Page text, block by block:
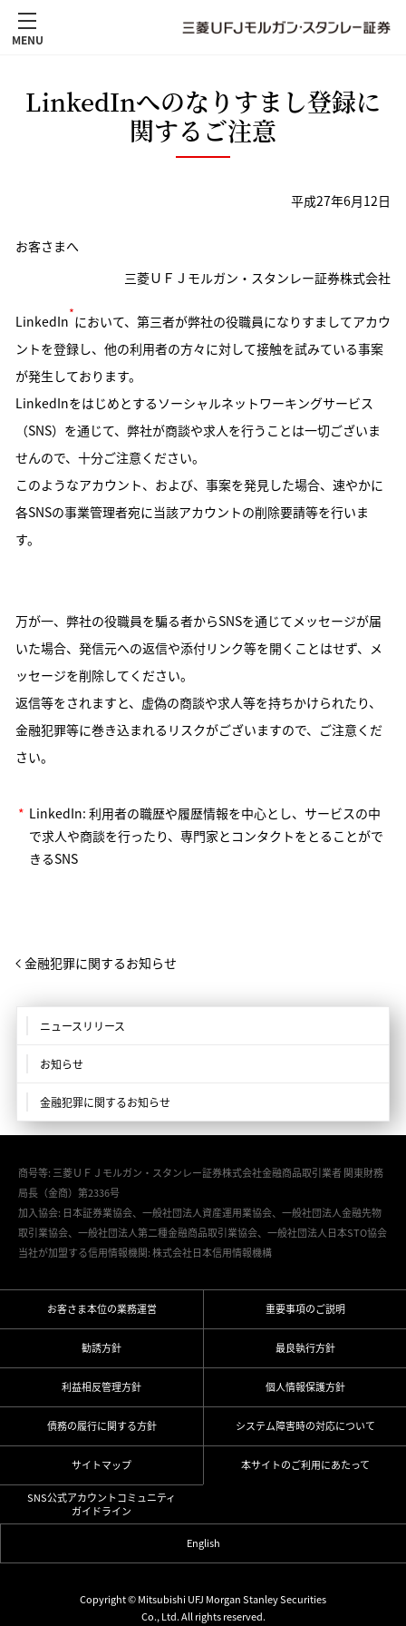
MENU
LinkedInへのなりすまし登録に
関するご注意
平成27年6月12日
お客さまへ
三菱ＵＦＪモルガン・スタンレー証券株式会社
LinkedIn*において、第三者が弊社の役職員になりすましてアカウ
ントを登録し、他の利用者の方々に対して接触を試みている事案
が発生しております。
LinkedInをはじめとするソーシャルネットワーキングサービス
（SNS）を通じて、弊社が商談や求人を行うことは一切ございま
せんので、十分ご注意ください。
このようなアカウント、および、事案を発見した場合、速やかに
各SNSの事業管理者宛に当該アカウントの削除要請等を行いま
す。
万が一、弊社の役職員を騙る者からSNSを通じてメッセージが届
いた場合、発信元への返信や添付リンク等を開くことはせず、メ
ッセージを削除してください。
返信等をされますと、虚偽の商談や求人等を持ちかけられたり、
金融犯罪等に巻き込まれるリスクがございますので、ご注意くだ
さい。
* LinkedIn: 利用者の職歴や履歴情報を中心とし、サービスの中
で求人や商談を行ったり、専門家とコンタクトをとることがで
きるSNS
金融犯罪に関するお知らせ
ニュースリリース
お知らせ
金融犯罪に関するお知らせ
商号等: 三菱ＵＦＪモルガン・スタンレー証券株式会社金融商品取引業者 関東財務
局長（金商）第2336号
加入協会: 日本証券業協会、一般社団法人資産運用業協会、一般社団法人金融先物
取引業協会、一般社団法人第二種金融商品取引業協会、一般社団法人日本STO協会
当社が加盟する信用情報機関: 株式会社日本信用情報機構
お客さま本位の業務運営 重要事項のご説明
勧誘方針 最良執行方針
利益相反管理方針 個人情報保護方針
債務の履行に関する方針 システム障害時の対応について
サイトマップ 本サイトのご利用にあたって
SNS公式アカウントコミュニティ
ガイドライン
English
Copyright © Mitsubishi UFJ Morgan Stanley Securities
Co., Ltd. All rights reserved.